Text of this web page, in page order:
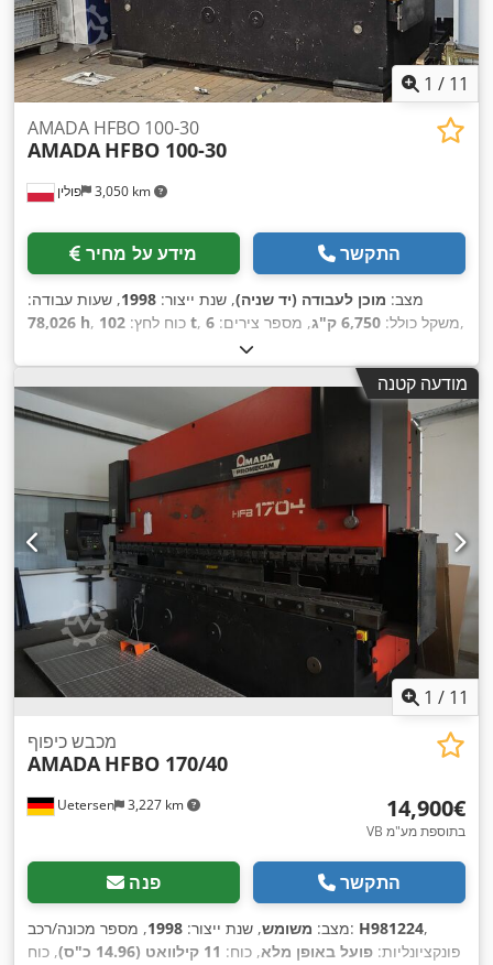
1 / 11
פולין 3,050 km
AMADA HFBO 100-30
AMADA HFBO 100-30
מידע על מחיר התקשר
מצב: מוכן לעבודה (יד שניה), שנת ייצור: 1998, שעות עבודה:
78,026 h
, כוח לחץ: 102 t , משקל כולל: 6,750 ק"ג , מספר צירים: 6 ,
מודעה קטנה
1 / 11
Uetersen 3,227 km
מכבש כיפוף
AMADA HFBO 170/40
‏14,900 ‏€
VB בתוספת מע"מ
פנה התקשר
מצב: משומש, שנת ייצור: 1998 , מספר מכונה/רכב: H981224,
פונקציונליות: פועל באופן מלא, כוח: 11 קילוואט (14.96 כ"ס)
, כוח